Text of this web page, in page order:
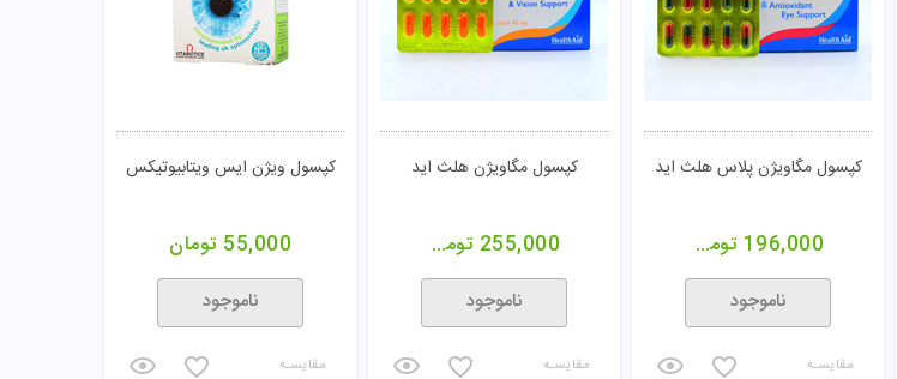
کپسول مگاویژن پلاس هلث اید
196,000 تومان
ناموجود
مقایسـه
کپسول مگاویژن هلث اید
255,000 تومان
ناموجود
مقایسـه
کپسول ویژن ایس ویتابیوتیکس
55,000 تومان
ناموجود
مقایسـه